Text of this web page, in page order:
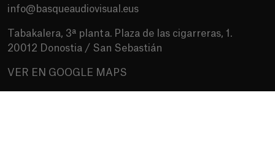
info@basqueaudiovisual.eus
Tabakalera, 3ª planta. Plaza de las cigarreras, 1.
20012 Donostia / San Sebastián
VER EN GOOGLE MAPS